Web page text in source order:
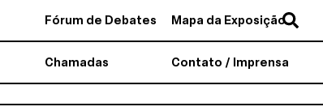
Fórum de Debates Mapa da Exposição
Chamadas Contato / Imprensa